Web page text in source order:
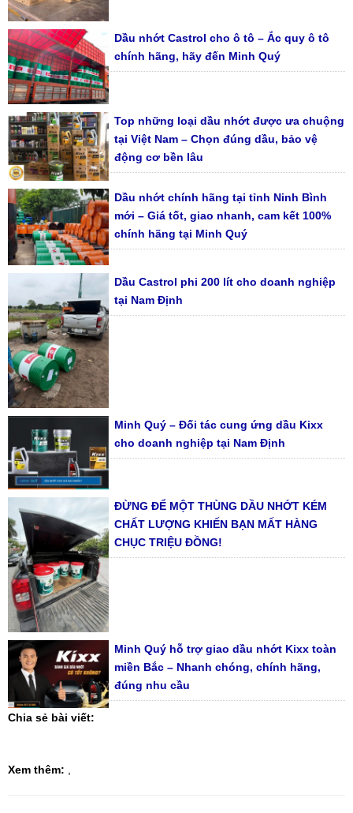
Dầu nhớt Castrol cho ô tô – Ắc quy ô tô
chính hãng, hãy đến Minh Quý
Top những loại dầu nhớt được ưa chuộng
tại Việt Nam – Chọn đúng dầu, bảo vệ
động cơ bền lâu
Dầu nhớt chính hãng tại tỉnh Ninh Bình
mới – Giá tốt, giao nhanh, cam kết 100%
chính hãng tại Minh Quý
Dầu Castrol phi 200 lít cho doanh nghiệp
tại Nam Định
Minh Quý – Đối tác cung ứng dầu Kixx
cho doanh nghiệp tại Nam Định
ĐỪNG ĐỂ MỘT THÙNG DẦU NHỚT KÉM
CHẤT LƯỢNG KHIẾN BẠN MẤT HÀNG
CHỤC TRIỆU ĐỒNG!
Minh Quý hỗ trợ giao dầu nhớt Kixx toàn
miền Bắc – Nhanh chóng, chính hãng,
đúng nhu cầu
Chia sẻ bài viết:
Xem thêm: ,